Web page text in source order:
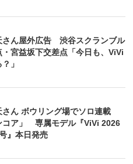
さん屋外広告 渋谷スクランブル
・宮益坂下交差点「今日も、ViVi
」
さん ボウリング場でソロ連載
コア」 専属モデル『ViVi 2026
』本日発売